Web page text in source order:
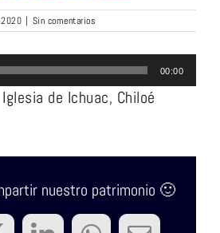
| Sin comentarios
00:00
de Ichuac, Chiloé
nuestro patrimonio 🙂